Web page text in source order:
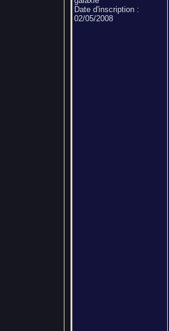
Date d'inscription :
02/05/2008